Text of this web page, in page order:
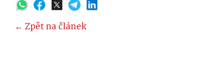
← Zpět na článek